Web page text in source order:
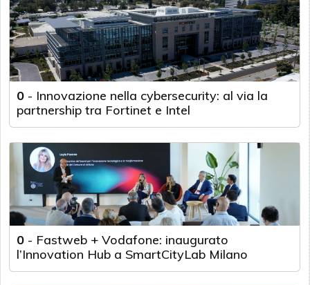
0 - Innovazione nella cybersecurity: al via la
partnership tra Fortinet e Intel
0 - Fastweb + Vodafone: inaugurato
l’Innovation Hub a SmartCityLab Milano